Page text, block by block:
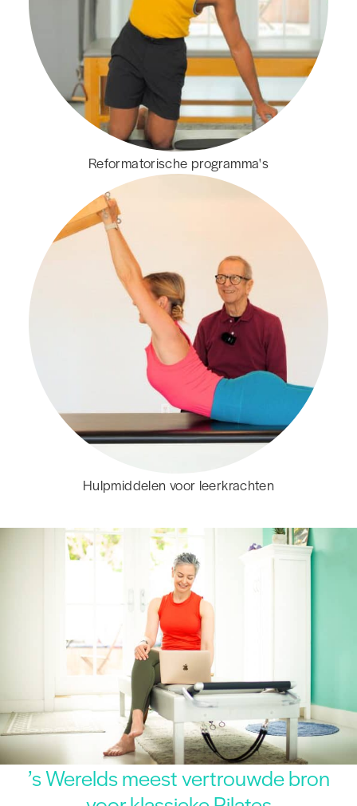
Reformatorische programma's
Hulpmiddelen voor leerkrachten
’s Werelds meest vertrouwde bron